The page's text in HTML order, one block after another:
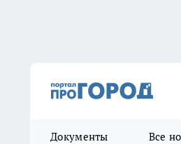
Документы Все